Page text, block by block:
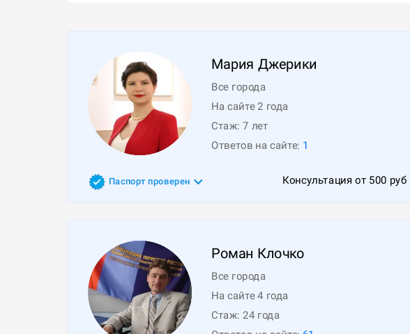
Мария Джерики
Все города
На сайте 2 года
Стаж:7 лет
Ответов на сайте: 1
Паспорт проверен Консультация от 500 руб
Роман Клочко
Все города
На сайте 4 года
Стаж: 24 года